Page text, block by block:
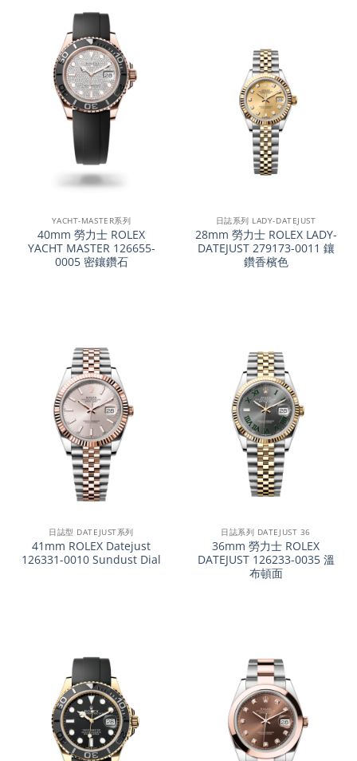
YACHT-MASTER系列
40mm 勞力士 ROLEX
YACHT MASTER 126655-
0005 密鑲鑽石
日誌系列 LADY-DATEJUST
28mm 勞力士 ROLEX LADY-
DATEJUST 279173-0011 鑲
鑽香檳色
日誌型 DATEJUST系列
41mm ROLEX Datejust
126331-0010 Sundust Dial
日誌系列 DATEJUST 36
36mm 勞力士 ROLEX
DATEJUST 126233-0035 溫
布頓面